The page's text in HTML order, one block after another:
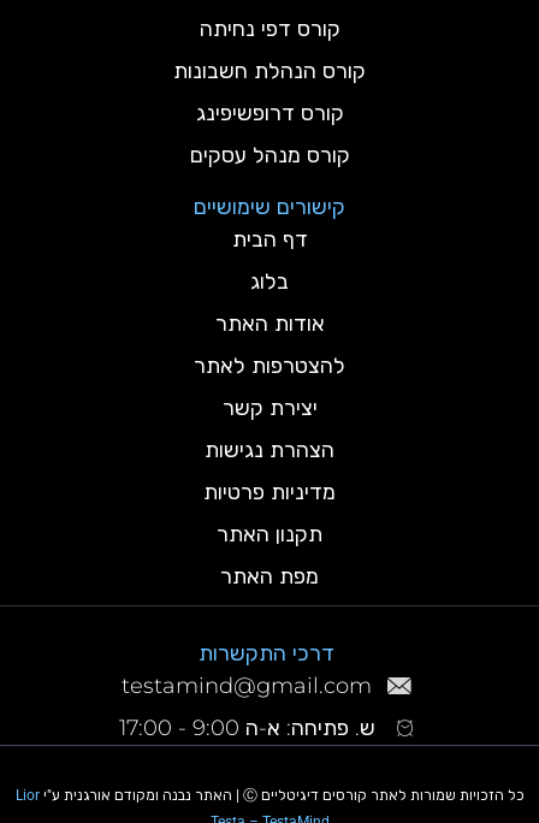
קורס דפי נחיתה
קורס הנהלת חשבונות
קורס דרופשיפינג
קורס מנהל עסקים
קישורים שימושיים
דף הבית
בלוג
אודות האתר
להצטרפות לאתר
יצירת קשר
הצהרת נגישות
מדיניות פרטיות
תקנון האתר
מפת האתר
דרכי התקשרות
testamind@gmail.com
ש. פתיחה: א-ה 9:00 - 17:00
כל הזכויות שמורות לאתר קורסים דיגיטליים Ⓒ | האתר נבנה ומקודם אורגנית ע"י
Lior